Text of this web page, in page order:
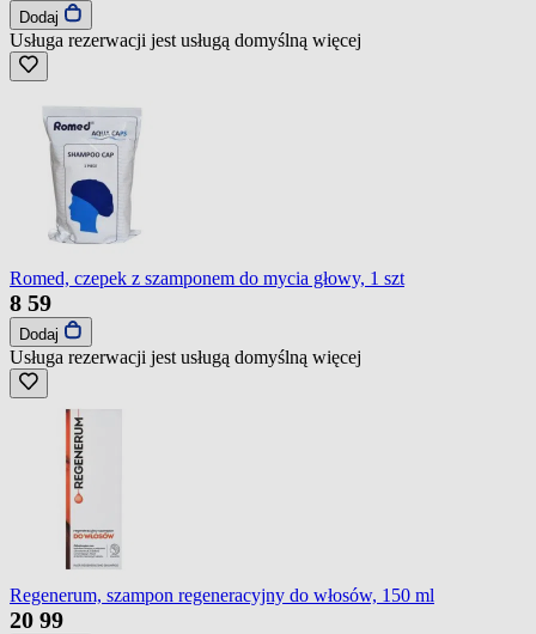
Dodaj
Usługa rezerwacji jest usługą domyślną więcej
Romed, czepek z szamponem do mycia głowy, 1 szt
8 59
Dodaj
Usługa rezerwacji jest usługą domyślną więcej
Regenerum, szampon regeneracyjny do włosów, 150 ml
20 99